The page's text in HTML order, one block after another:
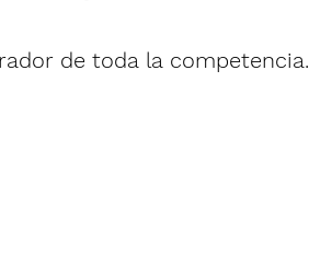
de toda la competencia.